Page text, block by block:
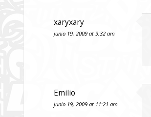
xaryxary
junio 19, 2009 at 9:32 am
Emilio
junio 19, 2009 at 11:21 am